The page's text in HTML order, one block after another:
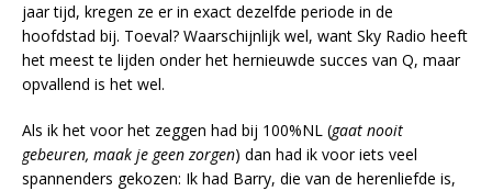
jaar tijd, kregen ze er in exact dezelfde periode in de
hoofdstad bij. Toeval? Waarschijnlijk wel, want Sky Radio heeft
het meest te lijden onder het hernieuwde succes van Q, maar
opvallend is het wel.
Als ik het voor het zeggen had bij 100%NL (gaat nooit
gebeuren, maak je geen zorgen) dan had ik voor iets veel
spannenders gekozen: Ik had Barry, die van de herenliefde is,